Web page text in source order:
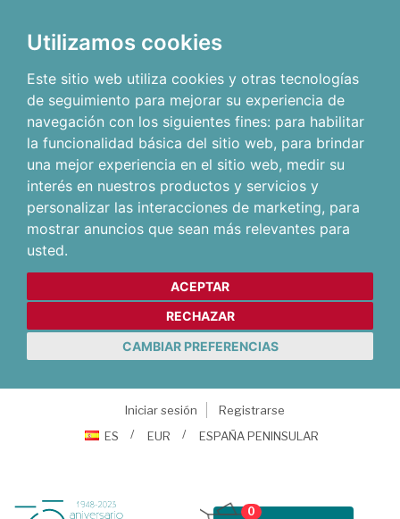
Utilizamos cookies
Este sitio web utiliza cookies y otras tecnologías
de seguimiento para mejorar su experiencia de
navegación con los siguientes fines: para habilitar
la funcionalidad básica del sitio web, para brindar
una mejor experiencia en el sitio web, medir su
interés en nuestros productos y servicios y
personalizar las interacciones de marketing, para
mostrar anuncios que sean más relevantes para
usted.
ACEPTAR
RECHAZAR
CAMBIAR PREFERENCIAS
Iniciar sesión
Registrarse
ES
EUR ESPAÑA PENINSULAR
0